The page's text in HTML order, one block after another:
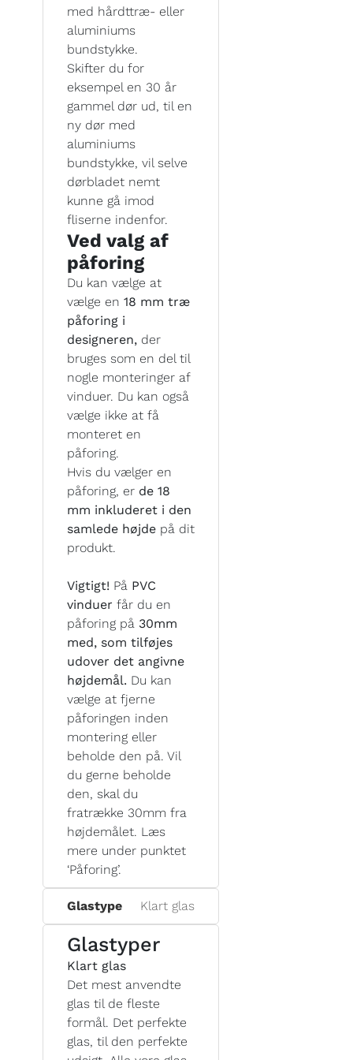
med hårdttræ- eller
aluminiums
bundstykke.
Skifter du for
eksempel en 30 år
gammel dør ud, til en
ny dør med
aluminiums
bundstykke, vil selve
dørbladet nemt
kunne gå imod
fliserne indenfor.
Ved valg af
påforing
Du kan vælge at
vælge en 18 mm træ
påforing i
designeren, der
bruges som en del til
nogle monteringer af
vinduer. Du kan også
vælge ikke at få
monteret en
påforing.
Hvis du vælger en
påforing, er de 18
mm inkluderet i den
samlede højde på dit
produkt.
Vigtigt! På PVC
vinduer får du en
påforing på 30mm
med, som tilføjes
udover det angivne
højdemål. Du kan
vælge at fjerne
påforingen inden
montering eller
beholde den på. Vil
du gerne beholde
den, skal du
fratrække 30mm fra
højdemålet. Læs
mere under punktet
‘Påforing’.
Glastype Klart glas
Glastyper
Klart glas
Det mest anvendte
glas til de fleste
formål. Det perfekte
glas, til den perfekte